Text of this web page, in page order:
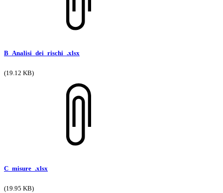
B_Analisi_dei_rischi_.xlsx
(19.12 KB)
C_misure_.xlsx
(19.95 KB)